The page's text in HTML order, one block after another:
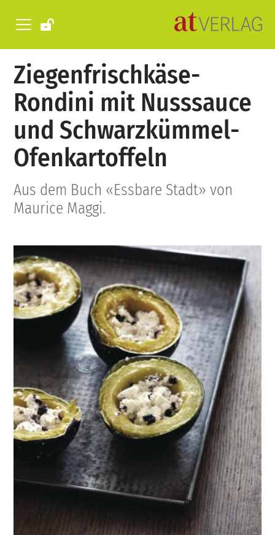
Ziegenfrischkäse-
Rondini mit Nusssauce
und Schwarzkümmel-
Ofenkartoffeln
Aus dem Buch «Essbare Stadt» von
Maurice Maggi.